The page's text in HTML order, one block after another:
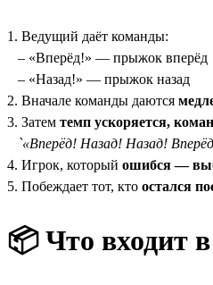
1. Ведущий даёт команды:
– «Вперёд!» — прыжок вперёд
– «Назад!» — прыжок назад
2. Вначале команды даются
3. Затем темп ускоряется,
`«Вперёд! Назад! Назад!
4. Игрок, который ошибся —
5. Побеждает тот, кто остался
📦Что входит